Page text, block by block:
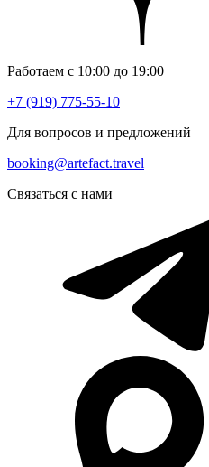
Работаем с 10:00 до 19:00
+7 (919) 775-55-10
Для вопросов и предложений
booking@artefact.travel
Связаться с нами